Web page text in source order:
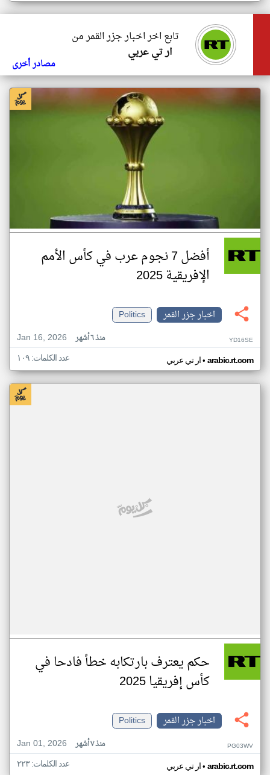
تابع اخر اخبار جزر القمر من
ار تي عربي
مصادر أخرى
أفضل 7 نجوم عرب في كأس الأمم
الإفريقية 2025
اخبار جزر القمر
Politics
Jan 16, 2026
منذ ٦ أشهر YD16SE
ار تي عربي• arabic.rt.com عدد الكلمات: ١٠٩
حكم يعترف بارتكابه خطأ فادحا في
كأس إفريقيا 2025
اخبار جزر القمر
Politics
Jan 01, 2026
منذ ٧ أشهر PG03WV
ار تي عربي• arabic.rt.com عدد الكلمات: ٢٢٣